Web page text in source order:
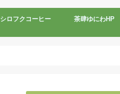
シロフクコーヒー 茶肆ゆにわHP